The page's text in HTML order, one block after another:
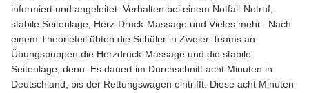
informiert und angeleitet: Verhalten bei einem Notfall-Notruf,
stabile Seitenlage, Herz-Druck-Massage und Vieles mehr. Nach
einem Theorieteil übten die Schüler in Zweier-Teams an
Übungspuppen die Herzdruck-Massage und die stabile
Seitenlage, denn: Es dauert im Durchschnitt acht Minuten in
Deutschland, bis der Rettungswagen eintrifft. Diese acht Minuten